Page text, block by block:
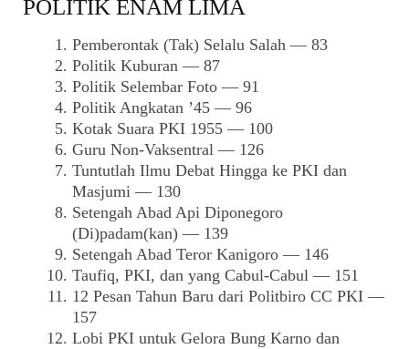
POLITIK ENAM LIMA
Pemberontak (Tak) Selalu Salah — 83
Politik Kuburan — 87
Politik Selembar Foto — 91
Politik Angkatan ’45 — 96
Kotak Suara PKI 1955 — 100
Guru Non-Vaksentral — 126
Tuntutlah Ilmu Debat Hingga ke PKI dan
Masjumi — 130
Setengah Abad Api Diponegoro
(Di)padam(kan) — 139
Setengah Abad Teror Kanigoro — 146
Taufiq, PKI, dan yang Cabul-Cabul — 151
12 Pesan Tahun Baru dari Politbiro CC PKI —
157
Lobi PKI untuk Gelora Bung Karno dan